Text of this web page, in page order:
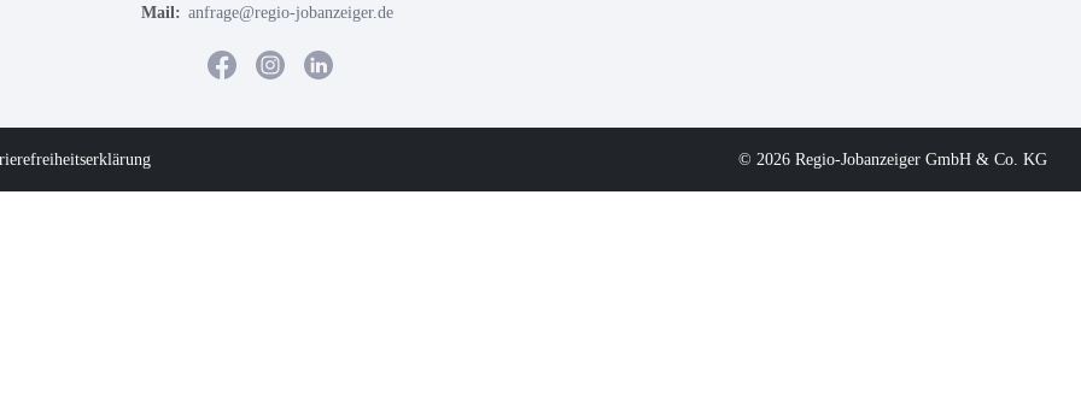
Mail: anfrage@regio-jobanzeiger.de
© 2026 Regio-Jobanzeiger GmbH & Co. KG